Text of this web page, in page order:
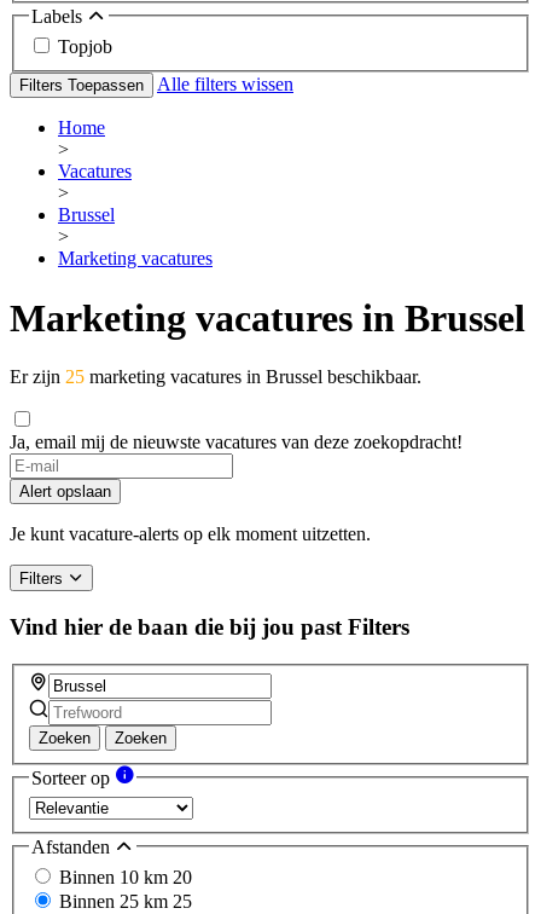
Labels
Topjob
Filters Toepassen Alle filters wissen
Home
>
Vacatures
>
Brussel
>
Marketing vacatures
Marketing vacatures in Brussel
Er zijn 25 marketing vacatures in Brussel beschikbaar.
Ja, email mij de nieuwste vacatures van deze zoekopdracht!
If
you
are
a
ignore
this
field
Alert opslaan
Je kunt vacature-alerts op elk moment uitzetten.
Filters
Vind hier de baan die bij jou past Filters
Zoeken Zoeken
Sorteer op
Afstanden
Binnen 10 km 20
Binnen 25 km 25